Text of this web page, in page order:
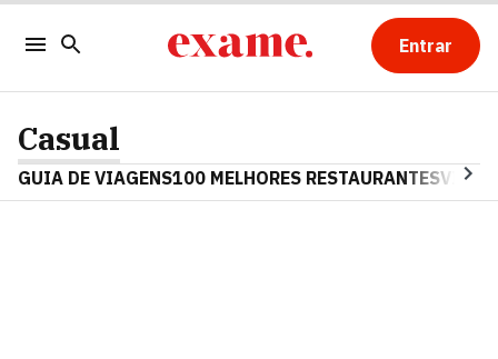
Entrar
Casual
GUIA DE VIAGENS100 MELHORES RESTAURANTES